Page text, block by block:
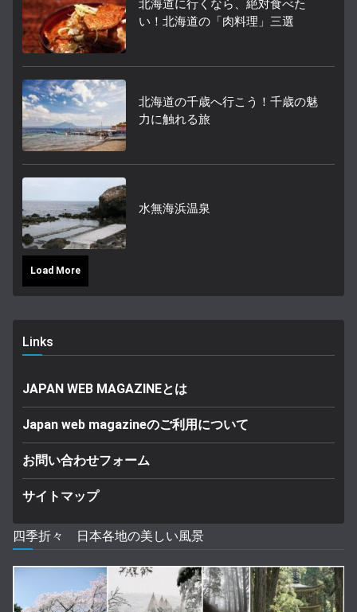
北海道に行くなら、絶対食べた
い！北海道の「肉料理」三選
北海道の千歳へ行こう！千歳の魅
力に触れる旅
水無海浜温泉
Load More
Links
JAPAN WEB MAGAZINEとは
Japan web magazineのご利用について
お問い合わせフォーム
サイトマップ
四季折々 日本各地の美しい風景